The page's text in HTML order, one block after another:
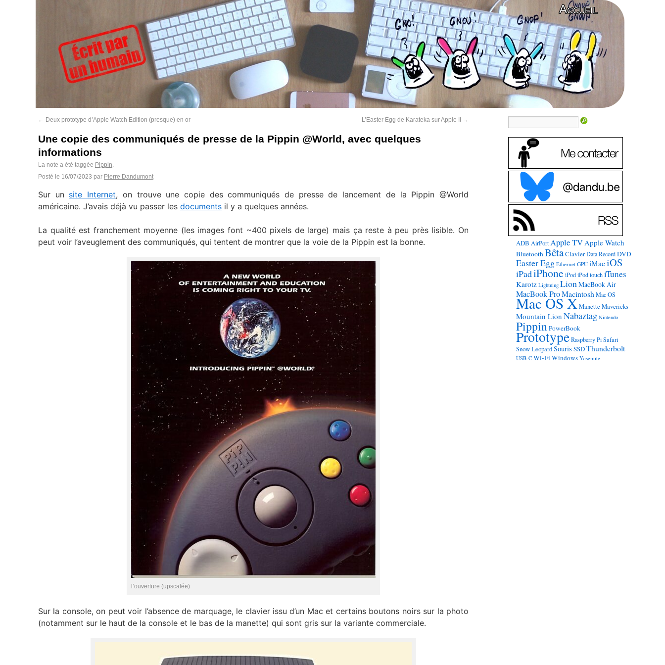
Accueil
← Deux prototype d’Apple Watch Edition (presque) en or L’Easter Egg de Karateka sur Apple II →
Une copie des communiqués de presse de la Pippin @World, avec quelques
informations
La note a été taggée Pippin.
Posté le 16/07/2023 par Pierre Dandumont
Sur un site Internet, on trouve une copie des communiqués de presse de lancement de la Pippin @World
américaine. J’avais déjà vu passer les documents il y a quelques années.
La qualité est franchement moyenne (les images font ~400 pixels de large) mais ça reste à peu près lisible. On
peut voir l’aveuglement des communiqués, qui tentent de montrer que la voie de la Pippin est la bonne.
l’ouverture (upscalée)
Sur la console, on peut voir l’absence de marquage, le clavier issu d’un Mac et certains boutons noirs sur la photo
(notamment sur le haut de la console et le bas de la manette) qui sont gris sur la variante commerciale.
ADB AirPort Apple TVApple Watch
BluetoothBêtaClavier Data Record DVD
Easter Egg Ethernet GPU iMaciOS
iPadiPhone iPod iPod touch iTunes
Karotz Lightning LionMacBook Air
MacBook ProMacintosh Mac OS
Mac OS X Manette Mavericks
Mountain Lion Nabaztag Nintendo
PippinPowerBook
Prototype Raspberry Pi Safari
Snow LeopardSouris SSDThunderbolt
USB-C Wi-FiWindows Yosemite